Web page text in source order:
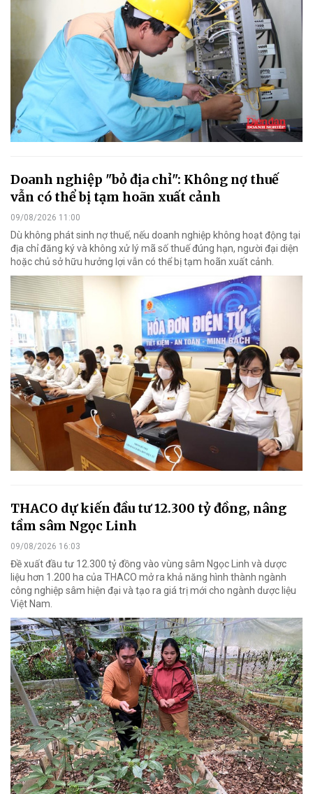
Doanh nghiệp "bỏ địa chỉ": Không nợ thuế
vẫn có thể bị tạm hoãn xuất cảnh
09/08/2026 11:00
Dù không phát sinh nợ thuế, nếu doanh nghiệp không hoạt động tại
địa chỉ đăng ký và không xử lý mã số thuế đúng hạn, người đại diện
hoặc chủ sở hữu hưởng lợi vẫn có thể bị tạm hoãn xuất cảnh.
THACO dự kiến đầu tư 12.300 tỷ đồng, nâng
tầm sâm Ngọc Linh
09/08/2026 16:03
Đề xuất đầu tư 12.300 tỷ đồng vào vùng sâm Ngọc Linh và dược
liệu hơn 1.200 ha của THACO mở ra khả năng hình thành ngành
công nghiệp sâm hiện đại và tạo ra giá trị mới cho ngành dược liệu
Việt Nam.